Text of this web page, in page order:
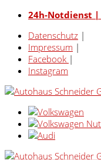
24h-Notdienst |
Datenschutz |
Impressum |
Facebook |
Instagram